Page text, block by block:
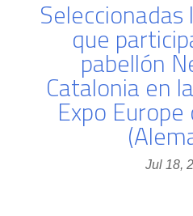
que
pabellón
Catalonia en
Expo
Jul 18,